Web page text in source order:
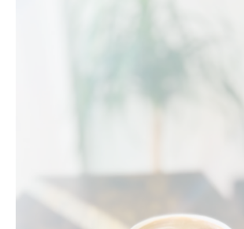
駅近で出会うコーヒーの奥深い世
駅近で体験するオーストラリア
駅周辺で楽しむオーストラリア
異国の香り漂うコーヒー体験を
隠れ家カフェで味わう特別なコーヒー